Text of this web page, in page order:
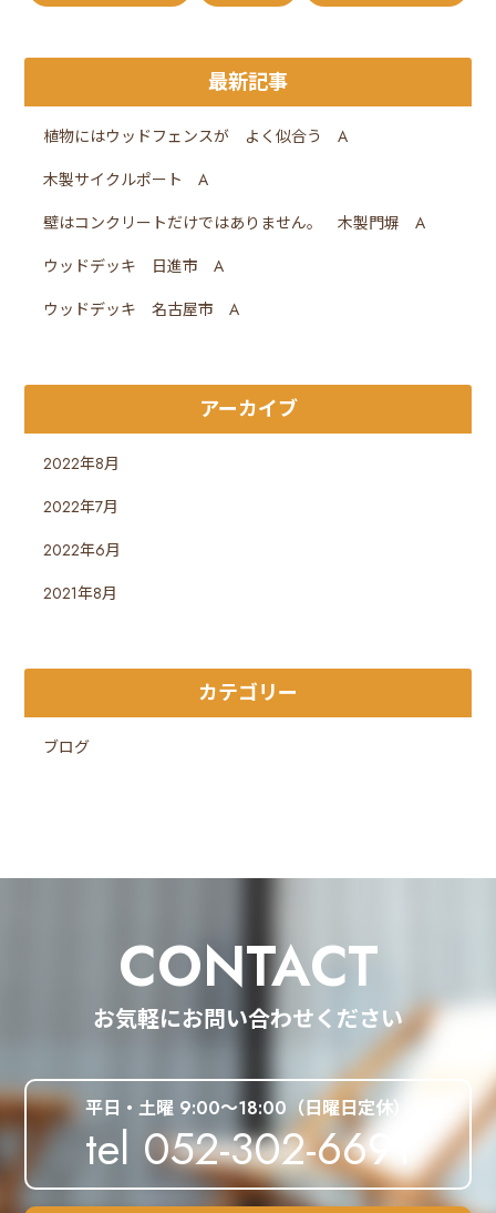
最新記事
植物にはウッドフェンスが よく似合う A
木製サイクルポート A
壁はコンクリートだけではありません。 木製門塀 A
ウッドデッキ 日進市 A
ウッドデッキ 名古屋市 A
アーカイブ
2022年8月
2022年7月
2022年6月
2021年8月
カテゴリー
ブログ
CONTACT
お気軽にお問い合わせください
平日・土曜 9:00～18:00（日曜日定休）
tel 052-302-6691